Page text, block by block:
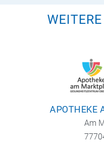
APOTHEKE
Am